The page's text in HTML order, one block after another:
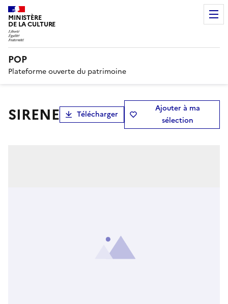
MINISTÈRE
DE LA CULTURE
POP
Plateforme ouverte du patrimoine
SIRENE Télécharger
Ajouter à ma
sélection